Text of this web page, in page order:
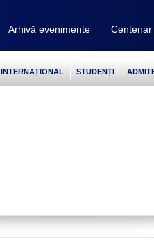
Centenar
Arhivă evenimente
INTERNAȚIONAL STUDENȚI